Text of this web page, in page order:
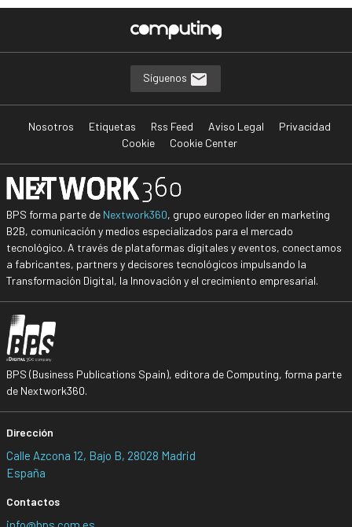
Síguenos
Nosotros Etiquetas Rss Feed Aviso Legal
Privacidad
Cookie
Cookie Center
BPS forma parte de Nextwork360, grupo europeo líder en marketing
B2B, comunicación y medios especializados para el mercado
tecnológico. A través de plataformas digitales y eventos, conectamos
a fabricantes, partners y decisores tecnológicos impulsando la
Transformación Digital, la Innovación y el crecimiento empresarial.
BPS (Business Publications Spain), editora de Computing, forma parte
de Nextwork360.
Dirección
Calle Azcona 12, Bajo B, 28028 Madrid
España
Contactos